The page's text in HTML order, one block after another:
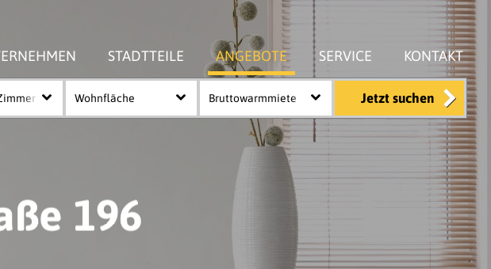
STADTTEILE ANGEBOTE SERVICE KONTAKT
Wohnfläche Bruttowarmmiete Jetzt suchen
196